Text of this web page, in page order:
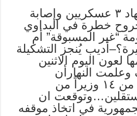
: استشهاد ٣ عسكريين وإصابة
خطرة في البداوي
“غير المسبوقة” أم
يُنجز التشكيلة
لعون اليوم الاثنين
النهارأن
التشكيلة مؤلفة من ١٤ وزيراً من
ان
في اتخاذ موقفه